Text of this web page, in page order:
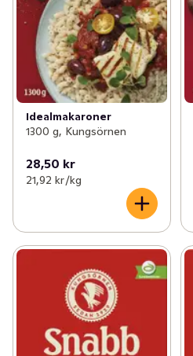
Idealmakaroner
1300 g, Kungsörnen
28,50 kr
21,92 kr /kg